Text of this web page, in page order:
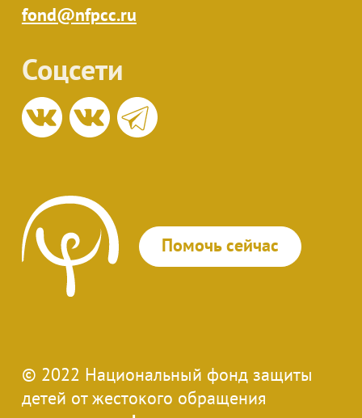
fond@nfpcc.ru
Соцсети
Помочь сейчас
© 2022 Национальный фонд защиты
детей от жестокого обращения